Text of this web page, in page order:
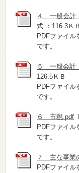
４ 一般会計
式 ：116.3ＫＢ
PDFファイル
です。
５ 一般会計
126.5ＫＢ
PDFファイル
です。
６ 市税.pdf
PDFファイル
です。
７ 主な事業
PDFファイル